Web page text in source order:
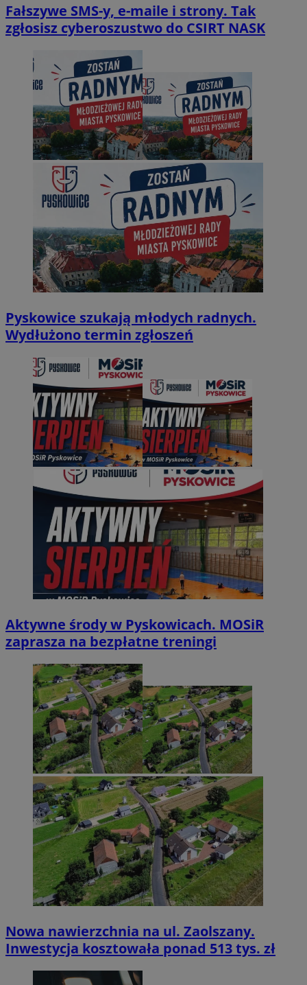
Fałszywe SMS-y, e-maile i strony. Tak
zgłosisz cyberoszustwo do CSIRT NASK
Pyskowice szukają młodych radnych.
Wydłużono termin zgłoszeń
Aktywne środy w Pyskowicach. MOSiR
zaprasza na bezpłatne treningi
Nowa nawierzchnia na ul. Zaolszany.
Inwestycja kosztowała ponad 513 tys. zł